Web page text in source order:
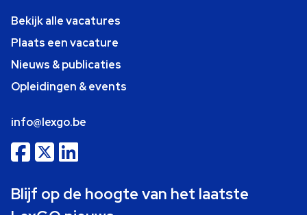
Bekijk alle vacatures
Plaats een vacature
Nieuws & publicaties
Opleidingen & events
info@lexgo.be
Blijf op de hoogte van het laatste